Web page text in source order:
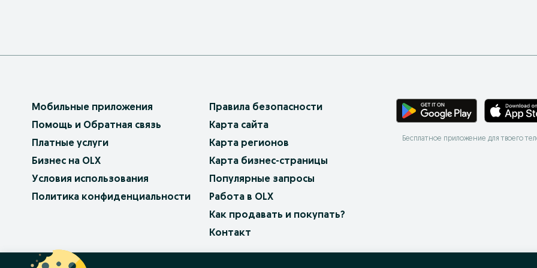
Мобильные приложения
Помощь и Обратная связь
Платные услуги
Бизнес на OLX
Условия использования
Политика конфиденциальности
Правила безопасности
Карта сайта
Карта регионов
Карта бизнес-страницы
Популярные запросы
Работа в OLX
Как продавать и покупать?
Контакт
Бесплатное приложение для твоего
OLX.bg